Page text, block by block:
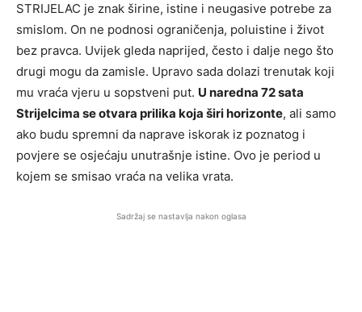
STRIJELAC je znak širine, istine i neugasive potrebe za
smislom. On ne podnosi ograničenja, poluistine i život
bez pravca. Uvijek gleda naprijed, često i dalje nego što
drugi mogu da zamisle. Upravo sada dolazi trenutak koji
mu vraća vjeru u sopstveni put. U naredna 72 sata
Strijelcima se otvara prilika koja širi horizonte, ali samo
ako budu spremni da naprave iskorak iz poznatog i
povjere se osjećaju unutrašnje istine. Ovo je period u
kojem se smisao vraća na velika vrata.
Sadržaj se nastavlja nakon oglasa